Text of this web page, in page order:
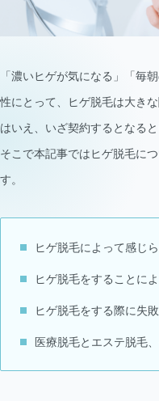
「濃いヒゲが気になる」「毎
性にとって、ヒゲ脱毛は大き
はいえ、いざ契約するとなる
そこで本記事ではヒゲ脱毛に
す。
ヒゲ脱毛によって感じ
ヒゲ脱毛をすることに
ヒゲ脱毛をする際に失
医療脱毛とエステ脱毛